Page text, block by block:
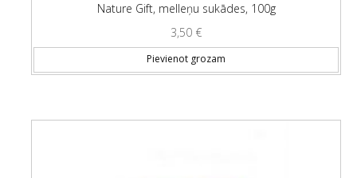
Nature Gift, melleņu sukādes, 100g
3,50 €
Pievienot grozam